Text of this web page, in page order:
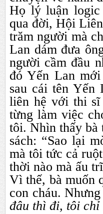
Họ lý luận logic
qua đời, Hội
trăm người mà
Lan dám đưa
người cầm đầu
đó Yến Lan
sau cái tên Yến
liên hệ với thi sĩ
từng làm việc
tôi. Nhìn thấy bà
sách: “Sao lại
mà tôi tức cả
thời nào mà ấu
Vì thế, bà muốn
con cháu.
đâu thì đi, tôi